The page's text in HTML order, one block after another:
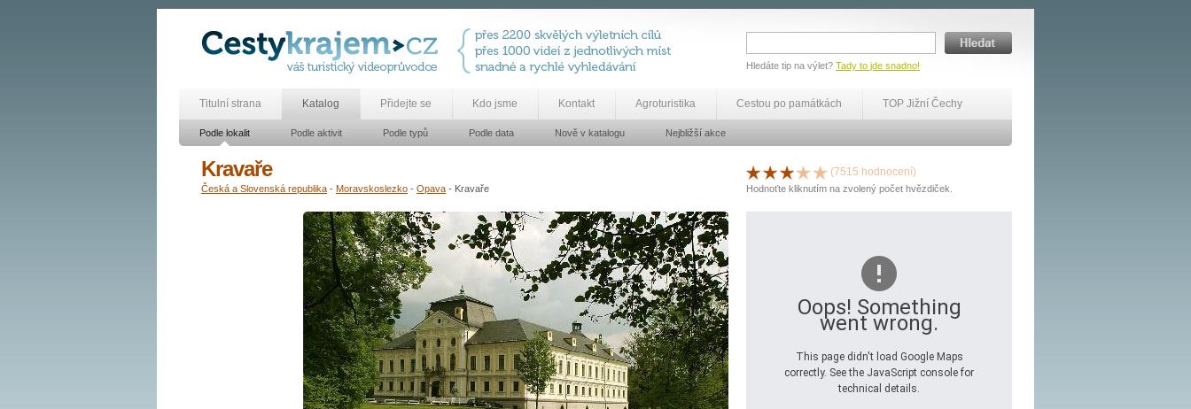
Hledáte tip na výlet? Tady to jde snadno!
Titulní strana Katalog Přidejte se Kdo jsme Kontakt Agroturistika Cestou po památkách TOP Jižní Čechy
Podle lokalit Podle aktivit Podle typů Podle data Nově v katalogu Nejbližší akce
Kravaře
Česká a Slovenská republika - Moravskoslezko - Opava - Kravaře
(7515 hodnocení)
Hodnoťte kliknutím na zvolený počet hvězdiček.
Oops! Something
went wrong.
This page didn't load Google Maps
correctly. See the JavaScript console for
technical details.